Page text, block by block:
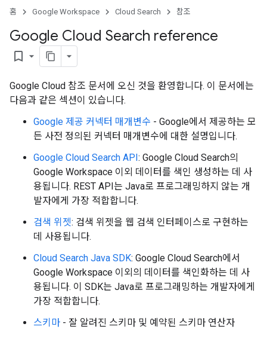
홈 Google Workspace Cloud Search 참조
Google Cloud Search reference
bookmark_border
Google Cloud 참조 문서에 오신 것을 환영합니다. 이 문서에는
다음과 같은 섹션이 있습니다.
Google 제공 커넥터 매개변수 - Google에서 제공하는 모
든 사전 정의된 커넥터 매개변수에 대한 설명입니다.
Google Cloud Search API: Google Cloud Search의
Google Workspace 이외 데이터를 색인 생성하는 데 사
용됩니다. REST API는 Java로 프로그래밍하지 않는 개
발자에게 가장 적합합니다.
검색 위젯: 검색 위젯을 웹 검색 인터페이스로 구현하는
데 사용됩니다.
Cloud Search Java SDK: Google Cloud Search에서
Google Workspace 이외의 데이터를 색인화하는 데 사
용됩니다. 이 SDK는 Java로 프로그래밍하는 개발자에게
가장 적합합니다.
스키마 - 잘 알려진 스키마 및 예약된 스키마 연산자